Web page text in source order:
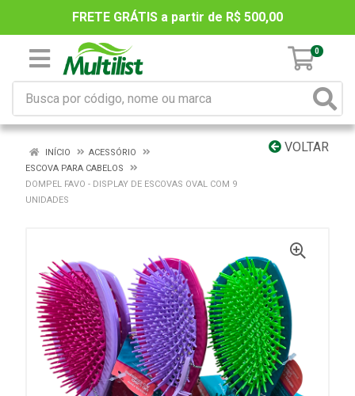
FRETE GRÁTIS a partir de R$ 500,00
0
VOLTAR
INÍCIO
ACESSÓRIO
ESCOVA PARA CABELOS
DOMPEL FAVO - DISPLAY DE ESCOVAS OVAL COM 9
UNIDADES